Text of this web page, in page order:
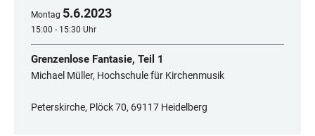
Montag 5.6.2023
15:00 - 15:30 Uhr
Grenzenlose Fantasie, Teil 1
Michael Müller, Hochschule für Kirchenmusik
Peterskirche, Plöck 70, 69117 Heidelberg